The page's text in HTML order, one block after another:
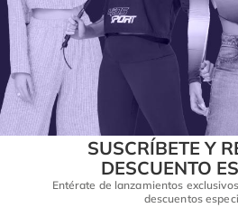
SUSCRÍBETE Y
DESCUENTO
Entérate de lanzamientos
descuentos